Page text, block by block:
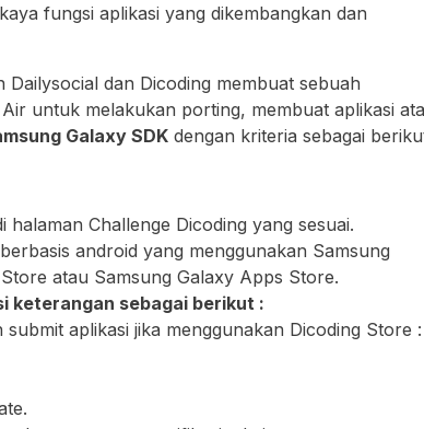
fungsi aplikasi yang dikembangkan dan
dan Dicoding membuat sebuah
untuk melakukan porting, membuat aplikasi
Galaxy SDK dengan kriteria sebagai
Challenge Dicoding yang sesuai.
android yang menggunakan Samsung
atau Samsung Galaxy Apps Store.
keterangan sebagai berikut :
aplikasi jika menggunakan Dicoding Store :